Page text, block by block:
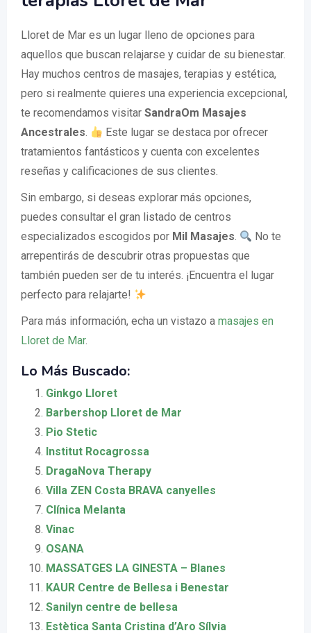
Lloret de Mar es un lugar lleno de opciones para
aquellos que buscan relajarse y cuidar de su bienestar.
Hay muchos centros de masajes, terapias y estética,
pero si realmente quieres una experiencia excepcional,
te recomendamos visitar SandraOm Masajes
Ancestrales.
Este lugar se destaca por ofrecer
tratamientos fantásticos y cuenta con excelentes
reseñas y calificaciones de sus clientes.
Sin embargo, si deseas explorar más opciones,
puedes consultar el gran listado de centros
especializados escogidos por Mil Masajes.
No te
arrepentirás de descubrir otras propuestas que
también pueden ser de tu interés. ¡Encuentra el lugar
perfecto para relajarte!
Para más información, echa un vistazo a masajes en
Lloret de Mar.
Lo Más Buscado:
Ginkgo Lloret
Barbershop Lloret de Mar
Pio Stetic
Institut Rocagrossa
DragaNova Therapy
Villa ZEN Costa BRAVA canyelles
Clínica Melanta
Vinac
OSANA
MASSATGES LA GINESTA – Blanes
KAUR Centre de Bellesa i Benestar
Sanilyn centre de bellesa
Estètica Santa Cristina d’Aro Sílvia